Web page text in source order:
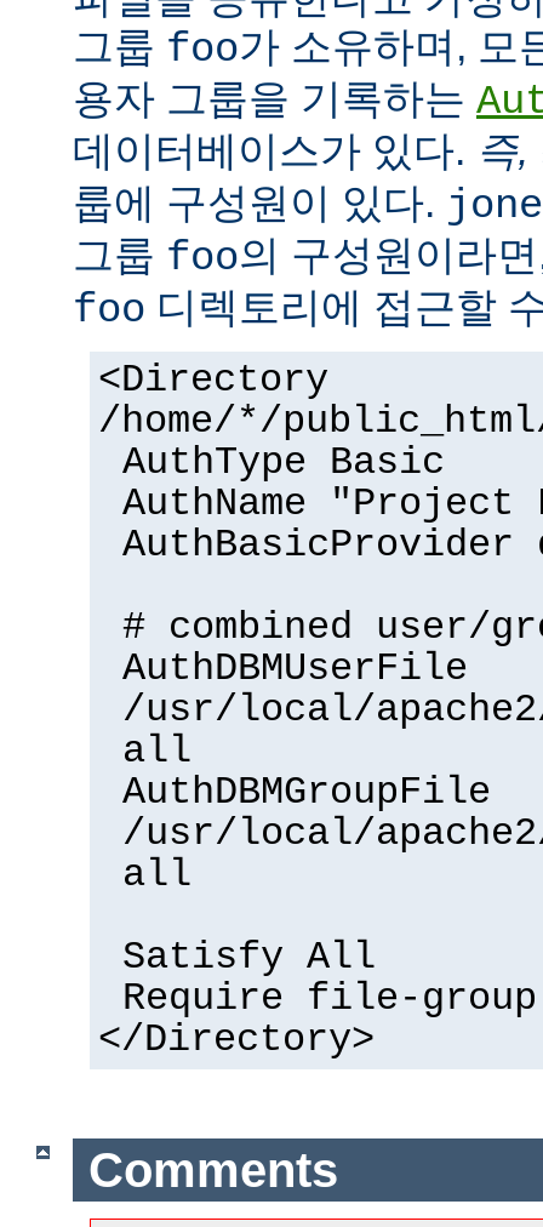
그룹 foo가 소유하며, 모
용자 그룹을 기록하는
데이터베이스가 있다. 즉,
룹에 구성원이 있다.
그룹 foo의 구성원이라
foo 디렉토리에 접근할
<Directory
/home/*/
AuthType Basic
AuthName
AuthBasicProvider
# combined user/
AuthDBMUserFile
/usr/local/
all
AuthDBMGroupFile
/usr/local/
all
Satisfy All
Require file-group
</Directory>
Comments